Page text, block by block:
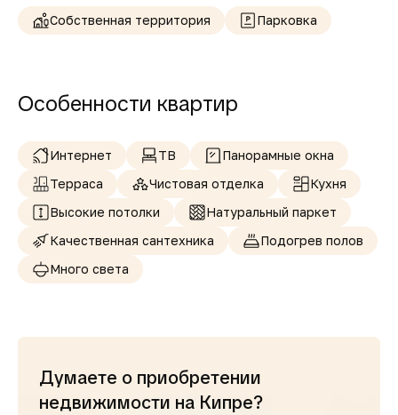
Собственная территория Парковка
Особенности квартир
Интернет ТВ
Панорамные окна
Терраса
Чистовая отделка
Кухня
Высокие потолки
Натуральный паркет
Качественная сантехника
Подогрев полов
Много света
Думаете о приобретении
недвижимости на Кипре?